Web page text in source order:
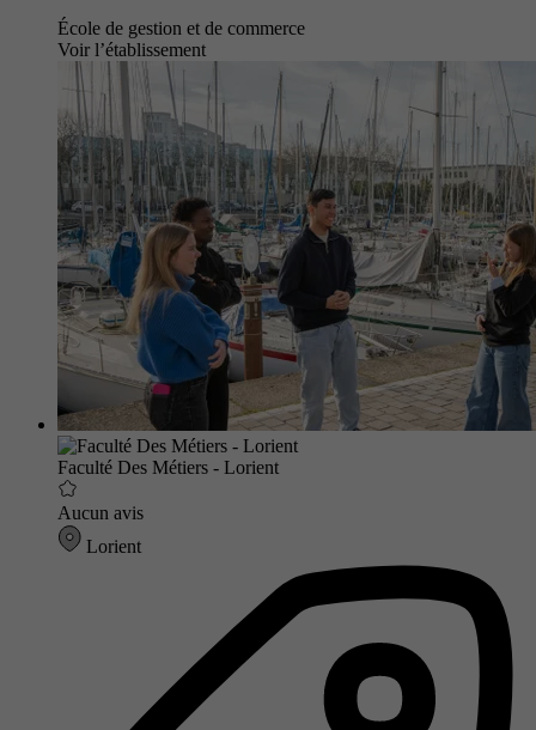
École de gestion et de commerce
Voir l’établissement
Faculté Des Métiers - Lorient
Aucun avis
Lorient